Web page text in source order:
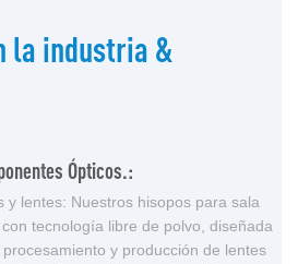
la industria &
Ópticos.:
y lentes: Nuestros hisopos para sala
tecnología libre de polvo, diseñada
y producción de lentes